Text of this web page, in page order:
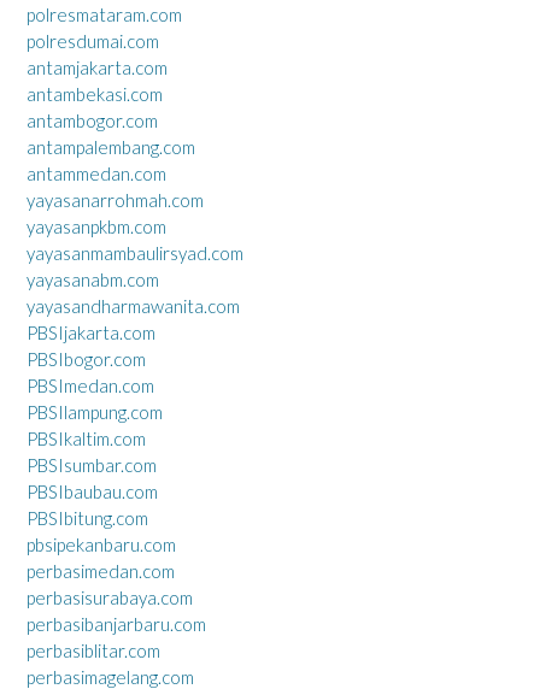
polresmataram.com
polresdumai.com
antamjakarta.com
antambekasi.com
antambogor.com
antampalembang.com
antammedan.com
yayasanarrohmah.com
yayasanpkbm.com
yayasanmambaulirsyad.com
yayasanabm.com
yayasandharmawanita.com
PBSIjakarta.com
PBSIbogor.com
PBSImedan.com
PBSIlampung.com
PBSIkaltim.com
PBSIsumbar.com
PBSIbaubau.com
PBSIbitung.com
pbsipekanbaru.com
perbasimedan.com
perbasisurabaya.com
perbasibanjarbaru.com
perbasiblitar.com
perbasimagelang.com